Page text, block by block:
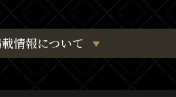
情報について